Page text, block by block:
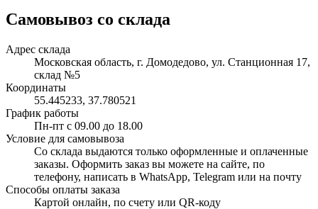
Самовывоз со склада
Адрес склада
Московская область, г. Домодедово, ул. Станционная 17,
склад №5
Координаты
55.445233, 37.780521
График работы
Пн-пт с 09.00 до 18.00
Условие для самовывоза
Со склада выдаются только оформленные и оплаченные
заказы. Оформить заказ вы можете на сайте, по
телефону, написать в WhatsApp, Telegram или на почту
Способы оплаты заказа
Картой онлайн, по счету или QR-коду